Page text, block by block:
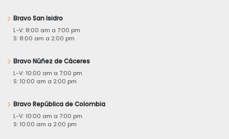
Bravo San Isidro
L-V: 8:00 am a 7:00 pm
S: 8:00 am a 2:00 pm
Bravo Núñez de Cáceres
L-V: 10:00 am a 7:00 pm
S: 10:00 am a 2:00 pm
Bravo República de Colombia
L-V: 10:00 am a 7:00 pm
S: 10:00 am a 2:00 pm